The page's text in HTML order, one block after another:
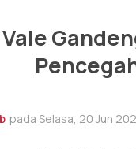
Vale
pada Selasa, 20 Jun